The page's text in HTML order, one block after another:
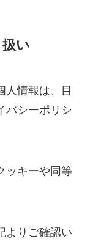
い
人情報は、目
バシーポリシ
ッキーや同等
よりご確認い